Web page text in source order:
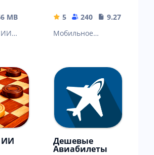
MB
ИИ
5 240
9.27 MB
Мобильное
бронирования
авиабилетов
Дешевые
Авиабилеты